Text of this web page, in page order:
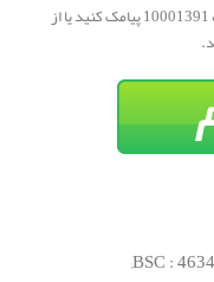
جهت استفاده از سامانه پیامکی عدد 2000 را به 10001391 پیامک کنید یا از